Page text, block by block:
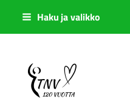
Siirry
sisältöön
Haku ja valikko
Sivuston etusivulle